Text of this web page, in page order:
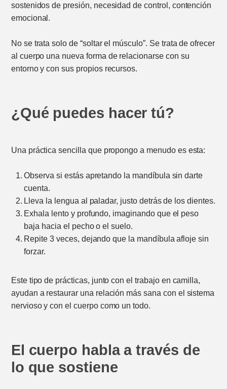
sostenidos de presión, necesidad de control, contención
emocional.
No se trata solo de “soltar el músculo”. Se trata de ofrecer
al cuerpo una nueva forma de relacionarse con su
entorno y con sus propios recursos.
¿Qué puedes hacer tú?
Una práctica sencilla que propongo a menudo es esta:
Observa si estás apretando la mandíbula sin darte
cuenta.
Lleva la lengua al paladar, justo detrás de los dientes.
Exhala lento y profundo, imaginando que el peso
baja hacia el pecho o el suelo.
Repite 3 veces, dejando que la mandíbula afloje sin
forzar.
Este tipo de prácticas, junto con el trabajo en camilla,
ayudan a restaurar una relación más sana con el sistema
nervioso y con el cuerpo como un todo.
El cuerpo habla a través de
lo que sostiene